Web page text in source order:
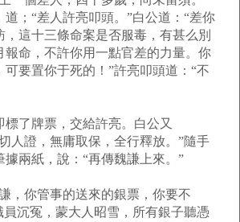
道；“差人許亮叩頭。”白公道：“差你
，這十三條命案是否服毒，有甚么別
報命，不許你用一點官差的力量。你
可要置你于死的！”許亮叩頭道：“不
了牌票，交給許亮。白公又
人證，無庸取保，全行釋放。”隨手
據兩紙，說：“再傳魏謙上來。”
你管事的送來的銀票，你要不
員沉冤，蒙大人昭雪，所有銀子聽憑